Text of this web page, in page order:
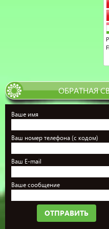
ОБРАТНАЯ
Ваше имя
Ваш номер телефона (с кодом)
Ваш E-mail
Ваше сообщение
ОТПРАВИТЬ